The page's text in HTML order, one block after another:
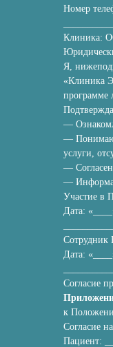
Номер
Клиника:
Я,
«Клиника
программе
—
— Понимаю
услуги,
—
—
Участие в
Дата:
Сотрудник
Дата:
Согласие
к
Согласие
Пациент: